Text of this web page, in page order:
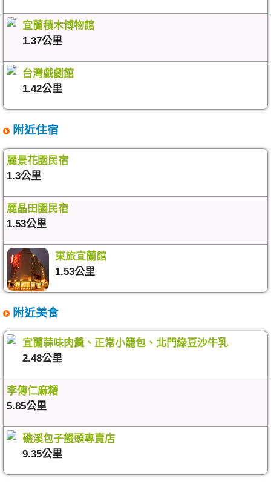
宜蘭積木博物館
1.37公里
台灣戲劇館
1.42公里
附近住宿
麗景花園民宿
1.3公里
麗晶田園民宿
1.53公里
東旅宜蘭館
1.53公里
附近美食
宜蘭蒜味肉羹、正常小籠包、北門綠豆沙牛乳
2.48公里
李傳仁麻糬
5.85公里
礁溪包子饅頭專賣店
9.35公里